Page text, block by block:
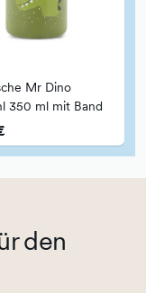
Mr Dino
350 ml mit Band
den